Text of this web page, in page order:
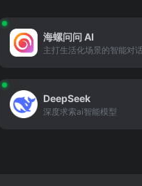
海螺问问 AI
DeepSeek
深度求索ai智能模型